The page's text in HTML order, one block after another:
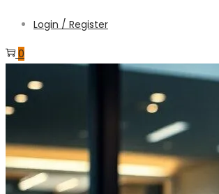
Login / Register
0